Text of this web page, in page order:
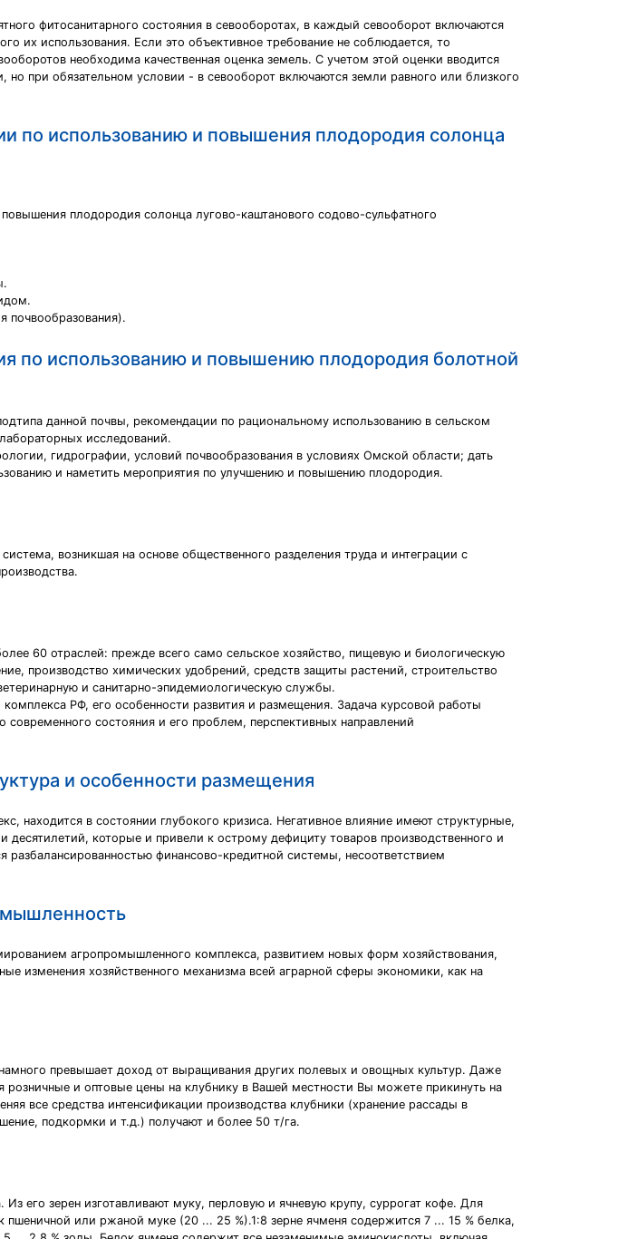
фитосанитарного состояния в севооборотах, в каждый севооборот включаются
их использования. Если это объективное требование не соблюдается, то
необходима качественная оценка земель. С учетом этой оценки вводится
при обязательном условии - в севооборот включаются земли равного или близкого
по использованию и повышения плодородия солонца
плодородия солонца лугово-каштанового содово-сульфатного
почвообразования).
по использованию и повышению плодородия болотной
данной почвы, рекомендации по рациональному использованию в сельском
исследований.
гидрографии, условий почвообразования в условиях Омской области; дать
и наметить мероприятия по улучшению и повышению плодородия.
возникшая на основе общественного разделения труда и интеграции с
60 отраслей: прежде всего само сельское хозяйство, пищевую и биологическую
производство химических удобрений, средств защиты растений, строительство
и санитарно-эпидемиологическую службы.
РФ, его особенности развития и размещения. Задача курсовой работы
состояния и его проблем, перспективных направлений
и особенности размещения
в состоянии глубокого кризиса. Негативное влияние имеют структурные,
которые и привели к острому дефициту товаров производственного и
разбалансированностью финансово-кредитной системы, несоответствием
агропромышленного комплекса, развитием новых форм хозяйствования,
изменения хозяйственного механизма всей аграрной сферы экономики, как на
превышает доход от выращивания других полевых и овощных культур. Даже
розничные и оптовые цены на клубнику в Вашей местности Вы можете прикинуть на
все средства интенсификации производства клубники (хранение рассады в
подкормки и т.д.) получают и более 50 т/га.
его зерен изготавливают муку, перловую и ячневую крупу, суррогат кофе. Для
или ржаной муке (20 ... 25 %).1:8 зерне ячменя содержится 7 ... 15 % белка,